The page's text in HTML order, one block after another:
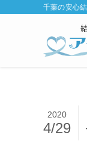
千葉の安心
2020
4/29